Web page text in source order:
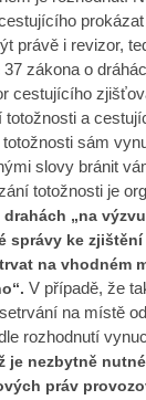
právě i revizor,
zákona o
cestujícího
totožnosti a
sám
slovy bránit
totožnosti je
„na
správy ke
na vhodném
V případě, že
na místě
rozhodnutí
je nezbytně
práv